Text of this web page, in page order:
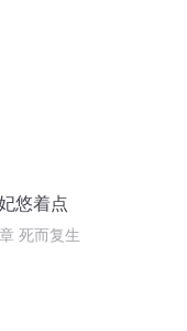
悠着点
死而复生